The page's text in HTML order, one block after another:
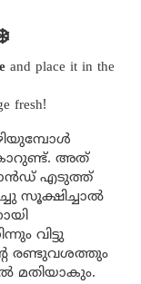
and place it in the
fresh!
അത്
എടുത്ത്
സൂക്ഷിച്ചാൽ
വിട്ടു
രണ്ടുവശത്തും
മതിയാകും.